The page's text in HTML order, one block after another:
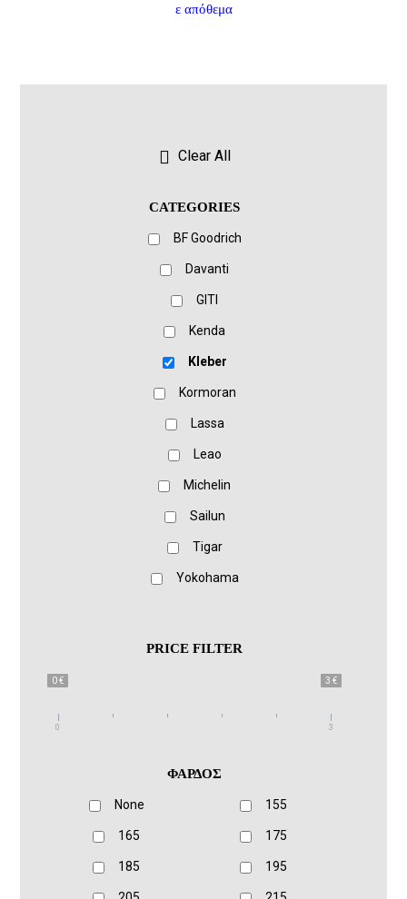
ε απόθεμα
Clear All
CATEGORIES
BF Goodrich
Davanti
GITI
Kenda
Kleber
Kormoran
Lassa
Leao
Michelin
Sailun
Tigar
Yokohama
PRICE FILTER
0 € 3 €
0 3
ΦΑΡΔΟΣ
None 155
165 175
185 195